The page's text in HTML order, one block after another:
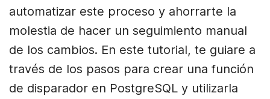
automatizar este proceso y ahorrarte la
molestia de hacer un seguimiento manual
de los cambios. En este tutorial, te guiare a
través de los pasos para crear una función
de disparador en PostgreSQL y utilizarla